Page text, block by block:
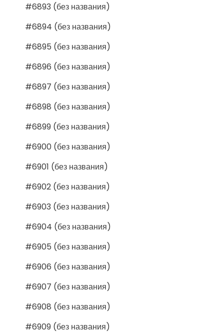
#6893 (без названия)
#6894 (без названия)
#6895 (без названия)
#6896 (без названия)
#6897 (без названия)
#6898 (без названия)
#6899 (без названия)
#6900 (без названия)
#6901 (без названия)
#6902 (без названия)
#6903 (без названия)
#6904 (без названия)
#6905 (без названия)
#6906 (без названия)
#6907 (без названия)
#6908 (без названия)
#6909 (без названия)